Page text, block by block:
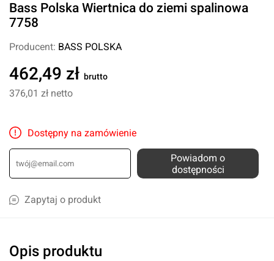
Bass Polska Wiertnica do ziemi spalinowa
7758
Producent: BASS POLSKA
462,49 zł brutto
376,01 zł netto
Dostępny na zamówienie
Powiadom o
dostępności
Zapytaj o produkt
Opis produktu